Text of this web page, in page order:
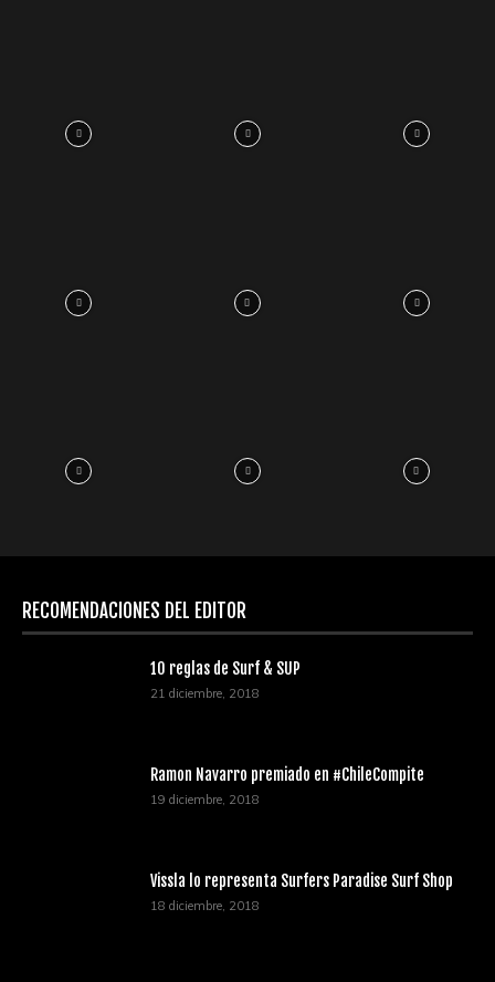
RECOMENDACIONES DEL EDITOR
10 reglas de Surf & SUP
21 diciembre, 2018
Ramon Navarro premiado en #ChileCompite
19 diciembre, 2018
Vissla lo representa Surfers Paradise Surf Shop
18 diciembre, 2018